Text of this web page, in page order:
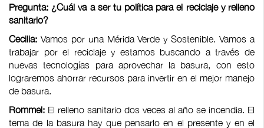
Pregunta: ¿Cuál va a ser tu política para el reciclaje y relleno
sanitario?
Cecilia: Vamos por una Mérida Verde y Sostenible. Vamos a
trabajar por el reciclaje y estamos buscando a través de
nuevas tecnologías para aprovechar la basura, con esto
lograremos ahorrar recursos para invertir en el mejor manejo
de basura.
Rommel: El relleno sanitario dos veces al año se incendia. El
tema de la basura hay que pensarlo en el presente y en el